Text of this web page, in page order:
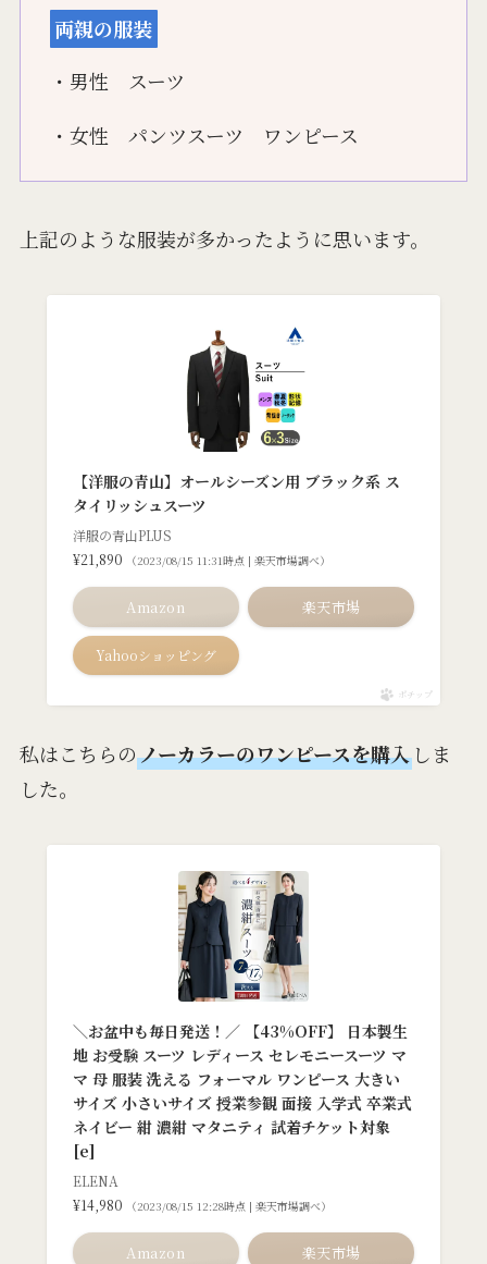
両親の服装
・男性 スーツ
・女性 パンツスーツ ワンピース
上記のような服装が多かったように思います。
【洋服の青山】オールシーズン用 ブラック系 ス
タイリッシュスーツ
洋服の青山PLUS
¥21,890
（2023/08/15 11:31時点 | 楽天市場調べ）
Amazon 楽天市場
Yahooショッピング
ポチップ
私はこちらのノーカラーのワンピースを購入しま
した。
＼お盆中も毎日発送！／ 【43%OFF】 日本製生
地 お受験 スーツ レディース セレモニースーツ マ
マ 母 服装 洗える フォーマル ワンピース 大きい
サイズ 小さいサイズ 授業参観 面接 入学式 卒業式
ネイビー 紺 濃紺 マタニティ 試着チケット対象
[e]
ELENA
¥14,980
（2023/08/15 12:28時点 | 楽天市場調べ）
Amazon 楽天市場